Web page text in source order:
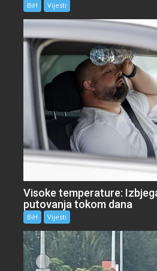
BiH Vijesti
Visoke temperature:
putovanja tokom dana
BiH Vijesti